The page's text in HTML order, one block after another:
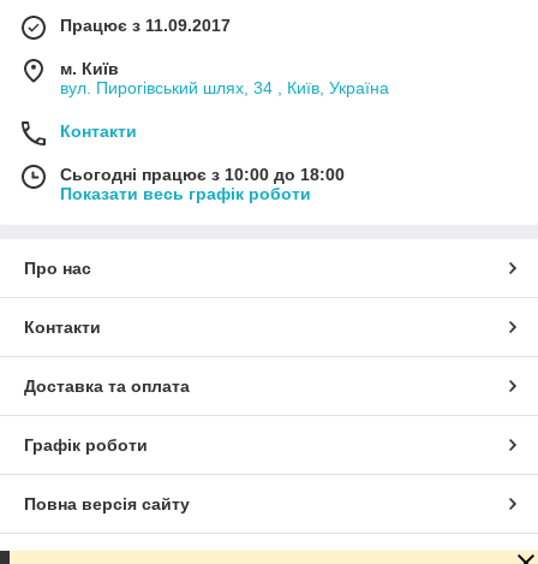
Працює з 11.09.2017
м. Київ
вул. Пирогівський шлях, 34 , Київ, Україна
Контакти
Сьогодні працює з 10:00 до 18:00
Показати весь графік роботи
Про нас
Контакти
Доставка та оплата
Графік роботи
Повна версія сайту